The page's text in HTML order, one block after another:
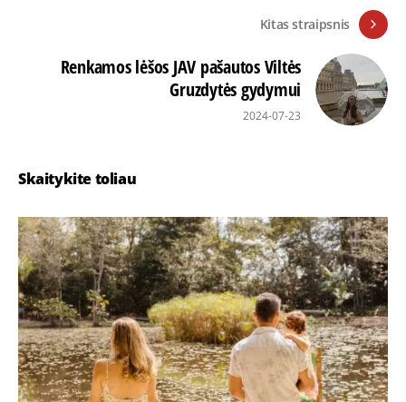
Kitas straipsnis
Renkamos lėšos JAV pašautos Viltės
Gruzdytės gydymui
2024-07-23
Skaitykite toliau